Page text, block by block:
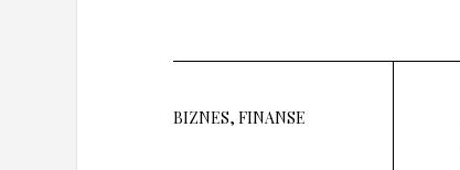
BIZNES, FINANSE